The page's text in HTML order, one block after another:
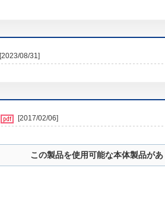
[2023/08/31]
[2017/02/06]
この製品を使用可能な本体製品が